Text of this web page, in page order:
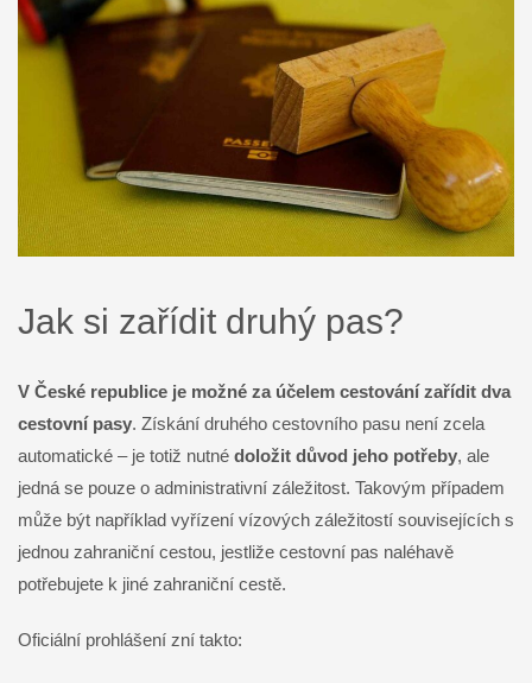
Jak si zařídit druhý pas?
V České republice je možné za účelem cestování zařídit dva
cestovní pasy. Získání druhého cestovního pasu není zcela
automatické – je totiž nutné doložit důvod jeho potřeby, ale
jedná se pouze o administrativní záležitost. Takovým případem
může být například vyřízení vízových záležitostí souvisejících s
jednou zahraniční cestou, jestliže cestovní pas naléhavě
potřebujete k jiné zahraniční cestě.
Oficiální prohlášení zní takto: